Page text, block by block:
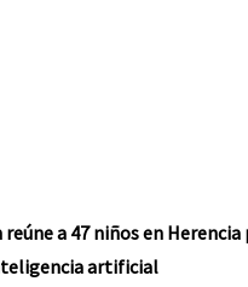
a 47 niños en Herencia
artificial